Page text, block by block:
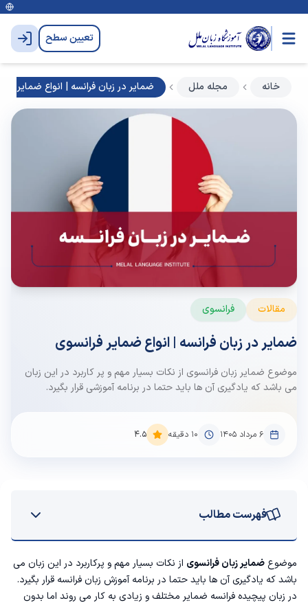
تعیین سطح
خانه مجله ملل ضمایر در زبان فرانسه | انواع ضمایر
مقالات فرانسوی
ضمایر در زبان فرانسه | انواع ضمایر فرانسوی
موضوع ضمایر زبان فرانسوی از نکات بسیار مهم و پر کاربرد در این زبان‌
می باشد که یادگیری آن ها باید حتما در برنامه آموزشی قرار بگیرد.
۶ مرداد ۱۴۰۵ 10 دقیقه 4.5
فهرست مطالب
✔ ضمایر ملکی در فرانسه
✔ ضمایر مفعولی در فرانسه
موضوع ضمایر زبان فرانسوی از نکات بسیار مهم و پرکاربرد در این زبان‌ می
باشد که یادگیری آن ها باید حتما در برنامهآموزش زبان فرانسه قرار بگیرد.
در زبان پیچیده فرانسه ضمایر مختلف و زیادی به کار می روند اما بدون